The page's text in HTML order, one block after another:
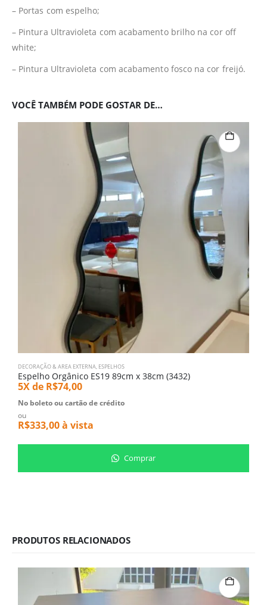
– Portas com espelho;
– Pintura Ultravioleta com acabamento brilho na cor off
white;
– Pintura Ultravioleta com acabamento fosco na cor freijó.
VOCÊ TAMBÉM PODE GOSTAR DE…
DECORAÇÃO & AREA EXTERNA, ESPELHOS
Espelho Orgânico ES19 89cm x 38cm (3432)
5X de R$74,00
No boleto ou cartão de crédito
ou
R$333,00à vista
Comprar
PRODUTOS RELACIONADOS